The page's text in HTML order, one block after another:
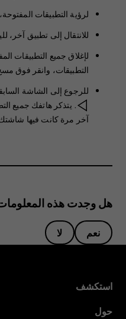
لرؤية التطبيقات
للانتقال إلى تطبيق آخر،
لإغلاق جميع التطبيقات
التطبيقات، وانقر فوق
للرجوع إلى الشاشة
. يتذكر هاتفك جميع
آخر مرة كانت فيها
هل وجدت هذه
نعم لا
استكشف
حول